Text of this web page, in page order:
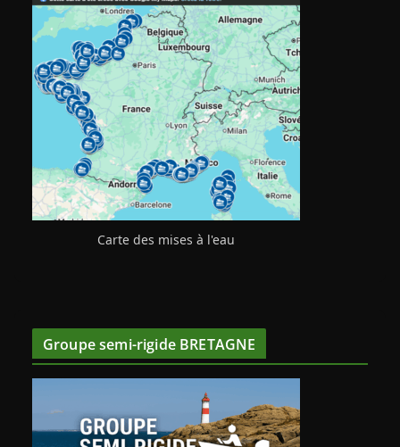
Carte des mises à l'eau
Groupe semi-rigide BRETAGNE